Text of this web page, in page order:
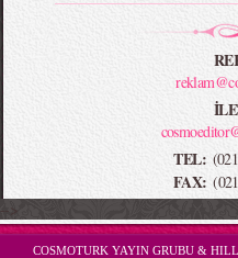
TEL:
FAX:
-->
COSMOTURK YAYIN GRUBU &